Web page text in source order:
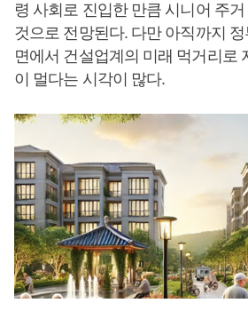
령 사회로 진입한 만큼 시니어 주
것으로 전망된다. 다만 아직까지
면에서 건설업계의 미래 먹거리로
이 멀다는 시각이 많다.